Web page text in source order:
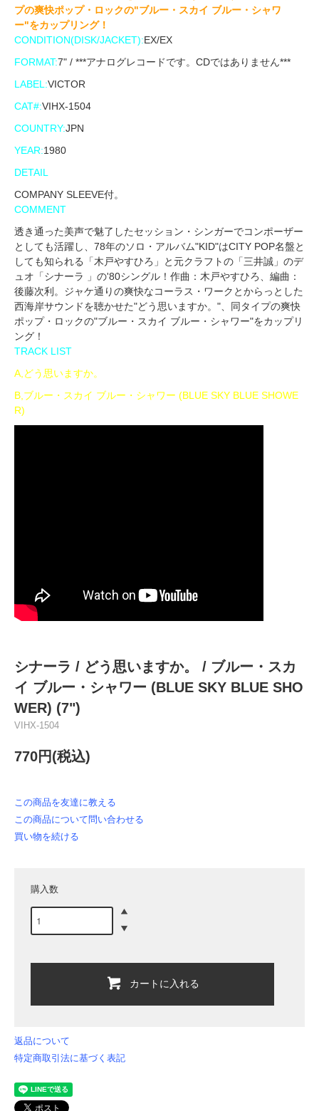
プの爽快ポップ・ロックの"ブルー・スカイ ブルー・シャワ
ー"をカップリング！
CONDITION(DISK/JACKET):EX/EX
FORMAT:7" / ***アナログレコードです。CDではありません***
LABEL:VICTOR
CAT#:VIHX-1504
COUNTRY:JPN
YEAR:1980
DETAIL
COMPANY SLEEVE付。
COMMENT
透き通った美声で魅了したセッション・シンガーでコンポーザー
としても活躍し、78年のソロ・アルバム"KID"はCITY POP名盤と
しても知られる「木戸やすひろ」と元クラフトの「三井誠」のデ
ュオ「シナーラ 」の'80シングル！作曲：木戸やすひろ、編曲：
後藤次利。ジャケ通りの爽快なコーラス・ワークとからっとした
西海岸サウンドを聴かせた"どう思いますか。"、同タイプの爽快
ポップ・ロックの"ブルー・スカイ ブルー・シャワー"をカップリ
ング！
TRACK LIST
A,どう思いますか。
B,ブルー・スカイ ブルー・シャワー (BLUE SKY BLUE SHOWE
R)
シナーラ / どう思いますか。 / ブルー・スカ
イ ブルー・シャワー (BLUE SKY BLUE SHO
WER) (7")
VIHX-1504
770円(税込)
この商品を友達に教える
この商品について問い合わせる
買い物を続ける
購入数
カートに入れる
返品について
特定商取引法に基づく表記